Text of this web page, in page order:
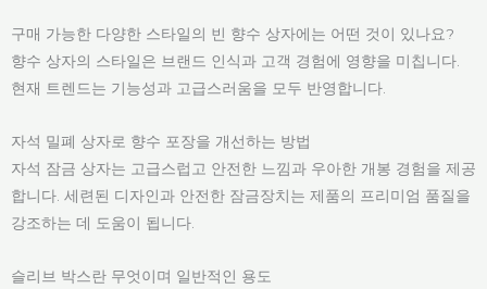
구매 가능한 다양한 스타일의 빈 향수 상자에는 어떤 것이 있나요?
향수 상자의 스타일은 브랜드 인식과 고객 경험에 영향을 미칩니다.
현재 트렌드는 기능성과 고급스러움을 모두 반영합니다.
자석 밀폐 상자로 향수 포장을 개선하는 방법
자석 잠금 상자는 고급스럽고 안전한 느낌과 우아한 개봉 경험을 제공
합니다. 세련된 디자인과 안전한 잠금장치는 제품의 프리미엄 품질을
강조하는 데 도움이 됩니다.
슬리브 박스란 무엇이며 일반적인 용도